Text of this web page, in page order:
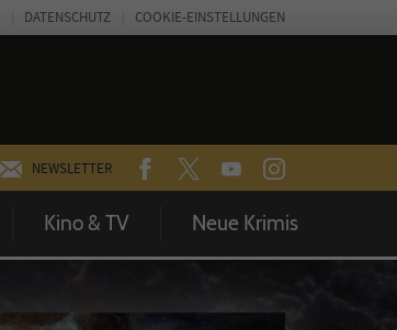
NEWSLETTER FACEBOOKTWITTERYOUTUBEINSTAGRAM
Kino & TV Neue Krimis
DATENSCHUTZ COOKIE-EINSTELLUNGEN